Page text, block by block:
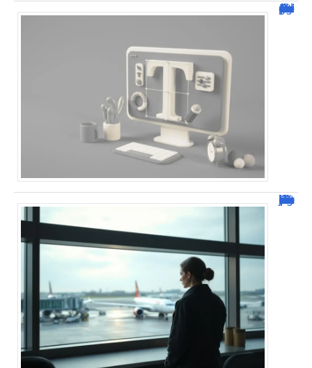
Dafont Police : guide complet pour télécharger !
Combien de jour pour un décès d’un parent à l’étranger ?